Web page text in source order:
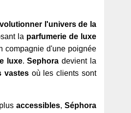
l'univers de la
la parfumerie de luxe
compagnie d'une poignée
luxe. Sephora devient la
vastesoù les clients sont
plus accessibles,Séphora